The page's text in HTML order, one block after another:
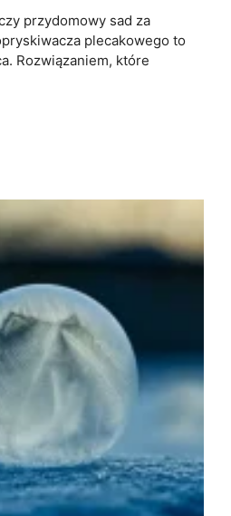
przydomowy sad za
plecakowego to
Rozwiązaniem, które